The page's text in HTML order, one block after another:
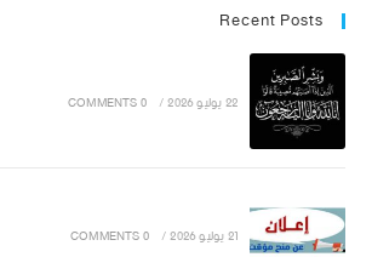
Recent Posts
22 يوليو 2026 /
0 COMMENTS
21 يوليو 2026 /
0 COMMENTS